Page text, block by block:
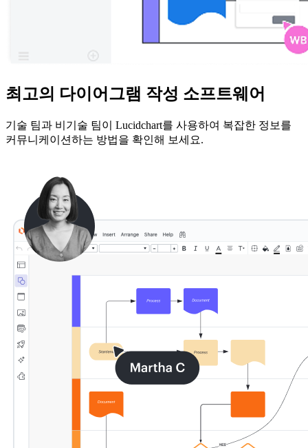
최고의 다이어그램 작성 소프트웨어
기술 팀과 비기술 팀이 Lucidchart를 사용하여 복잡한 정보를
커뮤니케이션하는 방법을 확인해 보세요.